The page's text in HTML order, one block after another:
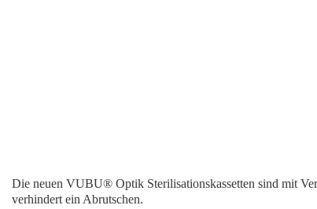
Die neuen VUBU® Optik Sterilisationskassetten sind mit
verhindert ein Abrutschen.